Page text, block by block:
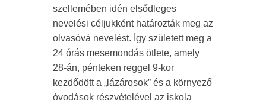
szellemében idén elsődleges
nevelési céljukként határozták meg az
olvasóvá nevelést. Így született meg a
24 órás mesemondás ötlete, amely
28-án, pénteken reggel 9-kor
kezdődött a „lázárosok” és a környező
óvodások részvételével az iskola